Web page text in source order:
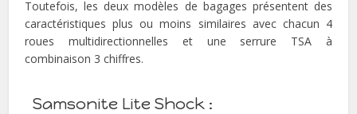
Toutefois, les deux modèles de bagages présentent des
caractéristiques plus ou moins similaires avec chacun 4
roues multidirectionnelles et une serrure TSA à
combinaison 3 chiffres.
Samsonite Lite Shock :